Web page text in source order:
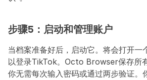
步骤5：启动和管理账户
当档案准备好后，启动它。将会打开一
以登录TikTok。Octo Browser保存所
你无需每次输入密码或通过两步验证。